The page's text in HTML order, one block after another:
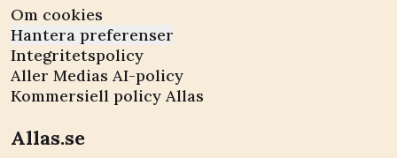
Om cookies
Hantera preferenser
Integritetspolicy
Aller Medias AI-policy
Kommersiell policy Allas
Allas.se